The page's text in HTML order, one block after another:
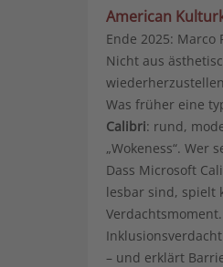
American
Ende 2025:
Nicht aus
Was früher eine
Calibri: rund,
„Wokeness“.
Dass Microsoft
lesbar sind, spielt
– und erklärt